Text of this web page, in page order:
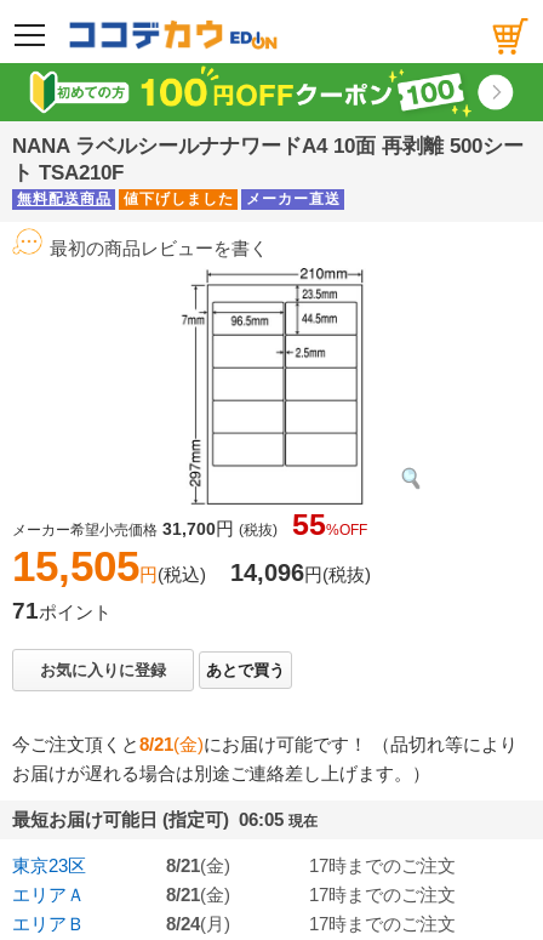
メニュー
NANA ラベルシールナナワードA4 10面 再剥離 500シー
ト TSA210F
無料配送商品 値下げしました メーカー直送
最初の商品レビューを書く
メーカー希望小売価格 31,700円 (税抜) 55%OFF
15,505円(税込) 14,096円(税抜)
71ポイント
お気に入りに登録 あとで買う
今ご注文頂くと8/21(金)にお届け可能です！ （品切れ等により
お届けが遅れる場合は別途ご連絡差し上げます。）
最短お届け可能日 (指定可) 06:05 現在
東京23区 8/21(金)
17時までのご注文
エリアＡ
8/21(金)
17時までのご注文
エリアＢ
8/24(月)
17時までのご注文